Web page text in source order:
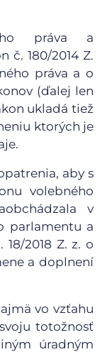
práva a
č. 180/2014 Z.
práva a o
(ďalej len
ukladá tiež
ktorých je
aby s
volebného
v
parlamentu a
18/2018 Z. z. o
a doplnení
vo vzťahu
totožnosť
úradným